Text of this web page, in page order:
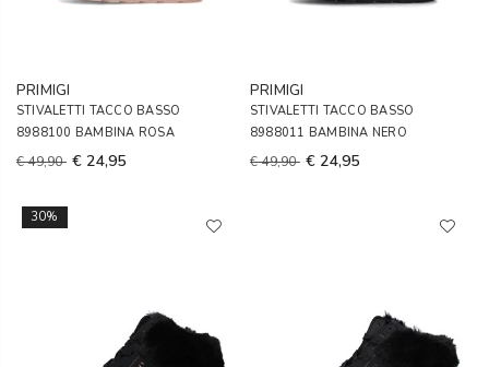
PRIMIGI
STIVALETTI TACCO BASSO
8988100 BAMBINA ROSA
€ 49,90 € 24,95
PRIMIGI
STIVALETTI TACCO BASSO
8988011 BAMBINA NERO
€ 49,90 € 24,95
30%